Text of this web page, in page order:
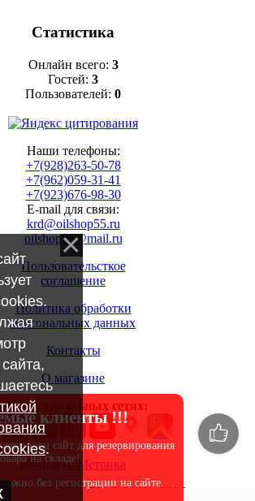
Статистика
Онлайн всего: 3
Гостей: 3
Пользователей: 0
Наши телефоны:
+7(928)263-50-78
+7(962)059-31-41
+7(923)676-98-30
E-mail для связи:
krd@oilshop55.ru
oilshop55@mail.ru
Пользовательсткое
соглашение
Политика обработки
персональных данных
Контакты
О магазине
МЫ в социальных сетях:
OILSHOP55.RU © 2010 - 2026
клиенты !!!
наш сайт для резервирования
на складе!
без регистрации на сайте.
.